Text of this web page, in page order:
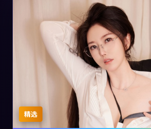
精选